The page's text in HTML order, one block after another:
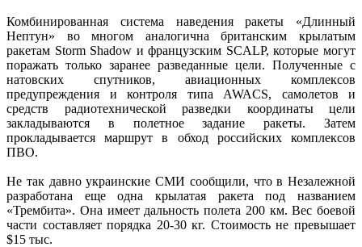
Комбинированная система наведения ракеты «Длинный
Нептун» во многом аналогична британским крылатым
ракетам Storm Shadow и французским SCALP, которые могут
поражать только заранее разведанные цели. Полученные с
натовских спутников, авиационных комплексов
предупреждения и контроля типа AWACS, самолетов и
средств радиотехнической разведки координаты цели
закладываются в полетное задание ракеты. Затем
прокладывается маршрут в обход российских комплексов
ПВО.
Не так давно украинские СМИ сообщили, что в Незалежной
разработана еще одна крылатая ракета под названием
«Трембита». Она имеет дальность полета 200 км. Вес боевой
части составляет порядка 20-30 кг. Стоимость не превышает
$15 тыс.